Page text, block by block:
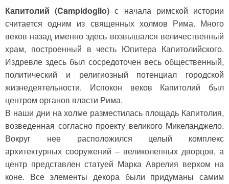
Капитолий (Campidoglio) с начала римской истории
считается одним из священных холмов Рима. Много
веков назад именно здесь возвышался величественный
храм, построенный в честь Юпитера Капитолийского.
Издревле здесь был сосредоточен весь общественный,
политический и религиозный потенциал городской
жизнедеятельности. Испокон веков Капитолий был
центром органов власти Рима.
В наши дни на холме разместилась площадь Капитолия,
возведенная согласно проекту великого Микеланджело.
Вокруг нее расположился целый комплекс
архитектурных сооружений – великолепных дворцов, а
центр представлен статуей Марка Аврелия верхом на
коне. Все элементы декора были придуманы самим